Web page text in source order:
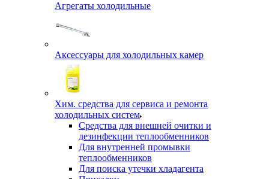
Агрегаты холодильные
Аксессуары для холодильных камер
Хим. средства для сервиса и ремонта
холодильных систем
Средства для внешней очитки и
дезинфекции теплообменников
Для внутренней промывки
теплообменников
Для поиска утечки хладагента